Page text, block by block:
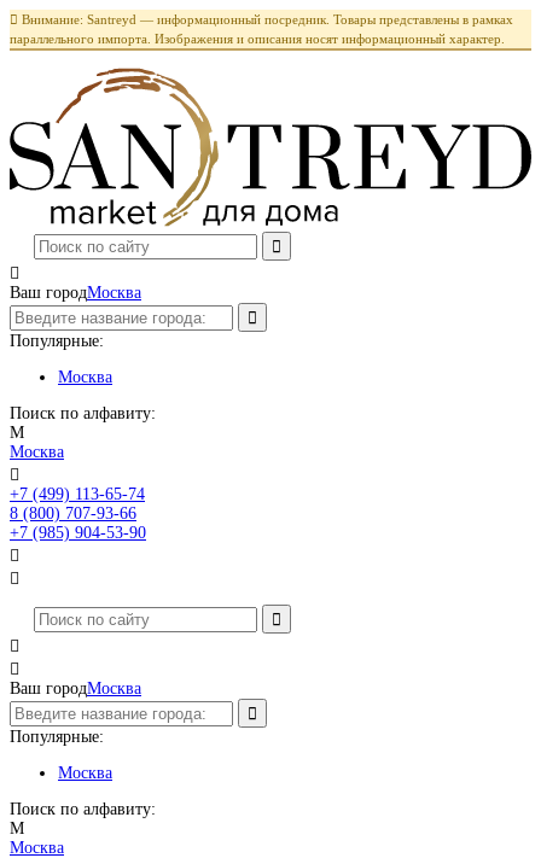
 Внимание: Santreyd — информационный посредник. Товары представлены в рамках
параллельного импорта. Изображения и описания носят информационный характер.

Ваш городМосква
Популярные:
Москва
Поиск по алфавиту:
М
Москва

+7 (499) 113-65-74
8 (800) 707-93-66
+7 (985) 904-53-90




Ваш городМосква
Популярные:
Москва
Поиск по алфавиту:
М
Москва